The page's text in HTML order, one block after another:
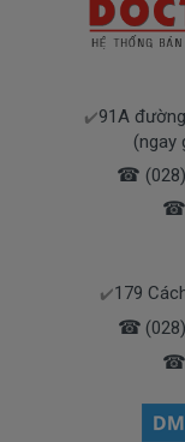
Chế độ
* 1 đổi 1
các điều
nếu sản
lượng pin sụt
chúng tôi xin
hàng trong 12
xả pin đều
✔️91A
(ngay
☎
☎
✔️179
☎
☎